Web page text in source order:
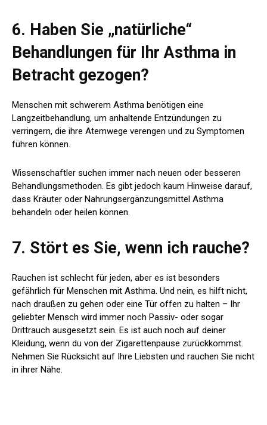
6. Haben Sie „natürliche“
Behandlungen für Ihr Asthma in
Betracht gezogen?
Menschen mit schwerem Asthma benötigen eine
Langzeitbehandlung, um anhaltende Entzündungen zu
verringern, die ihre Atemwege verengen und zu Symptomen
führen können.
Wissenschaftler suchen immer nach neuen oder besseren
Behandlungsmethoden. Es gibt jedoch kaum Hinweise darauf,
dass Kräuter oder Nahrungsergänzungsmittel Asthma
behandeln oder heilen können.
7. Stört es Sie, wenn ich rauche?
Rauchen ist schlecht für jeden, aber es ist besonders
gefährlich für Menschen mit Asthma. Und nein, es hilft nicht,
nach draußen zu gehen oder eine Tür offen zu halten – Ihr
geliebter Mensch wird immer noch Passiv- oder sogar
Drittrauch ausgesetzt sein. Es ist auch noch auf deiner
Kleidung, wenn du von der Zigarettenpause zurückkommst.
Nehmen Sie Rücksicht auf Ihre Liebsten und rauchen Sie nicht
in ihrer Nähe.